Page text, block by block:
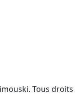
Tous droits